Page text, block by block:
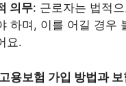
의무: 근로자는 법적
하며, 이를 어길 경우
요.
용보험 가입 방법과